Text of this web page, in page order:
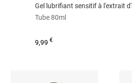
Gel lubrifiant sensitif à l'extrait
Tube 80ml
9,99€